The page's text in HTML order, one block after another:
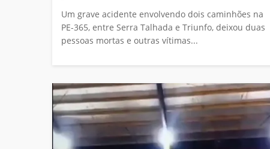
Um grave acidente envolvendo dois caminhões na
PE-365, entre Serra Talhada e Triunfo, deixou duas
pessoas mortas e outras vítimas...